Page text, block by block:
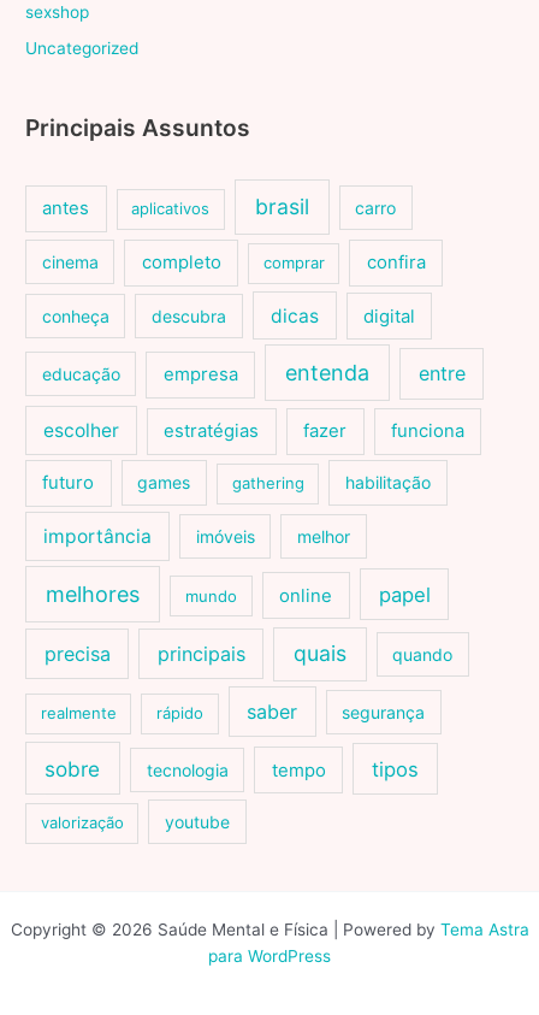
sexshop
Uncategorized
Principais Assuntos
antes aplicativos brasil carro
cinema completo comprar confira
conheça descubra dicas digital
educação empresa entenda entre
escolher estratégias fazer funciona
futuro games gathering habilitação
importância imóveis melhor
melhores mundo online papel
precisa principais quais quando
realmente rápido saber segurança
sobre tecnologia tempo tipos
valorização youtube
Copyright © 2026 Saúde Mental e Física | Powered by Tema Astra
para WordPress